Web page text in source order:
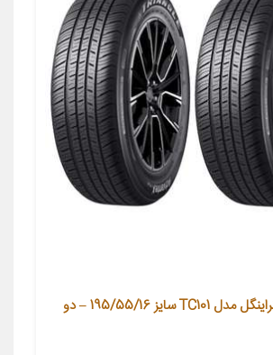
لاستیک خودرو تراینگل مدل TC101 سایز 195/55/16 – دو